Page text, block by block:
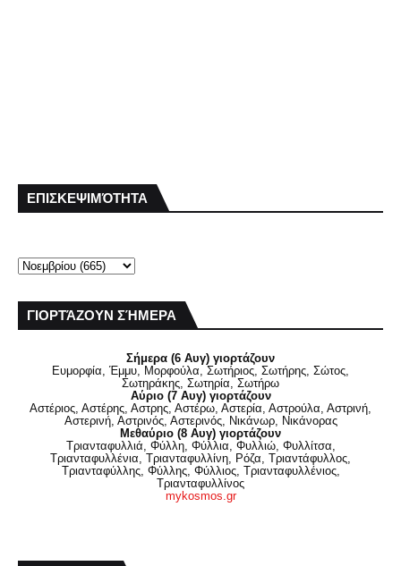
ΕΠΙΣΚΕΨΙΜΌΤΗΤΑ
ΓΙΟΡΤΆΖΟΥΝ ΣΉΜΕΡΑ
Σήμερα (6 Αυγ) γιορτάζουν
Ευμορφία, Έμμυ, Μορφούλα, Σωτήριος, Σωτήρης, Σώτος,
Σωτηράκης, Σωτηρία, Σωτήρω
Αύριο (7 Αυγ) γιορτάζουν
Αστέριος, Αστέρης, Αστρης, Αστέρω, Αστερία, Αστρούλα, Αστρινή,
Αστερινή, Αστρινός, Αστερινός, Νικάνωρ, Νικάνορας
Μεθαύριο (8 Αυγ) γιορτάζουν
Τριανταφυλλιά, Φύλλη, Φύλλια, Φυλλιώ, Φυλλίτσα,
Τριανταφυλλένια, Τριανταφυλλίνη, Ρόζα, Τριαντάφυλλος,
Τριανταφύλλης, Φύλλης, Φύλλιος, Τριανταφυλλένιος,
Τριανταφυλλίνος
mykosmos.gr